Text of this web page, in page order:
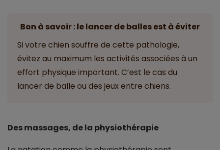
Bon à savoir : le lancer de balles est à éviter
Si votre chien souffre de cette pathologie,
évitez au maximum les activités associées à un
effort physique important. C’est le cas du
lancer de balle ou des jeux entre chiens.
Des massages, de la physiothérapie